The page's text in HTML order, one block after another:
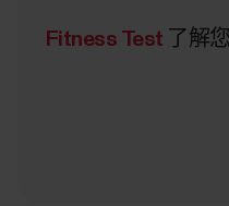
Fitness Test 了解